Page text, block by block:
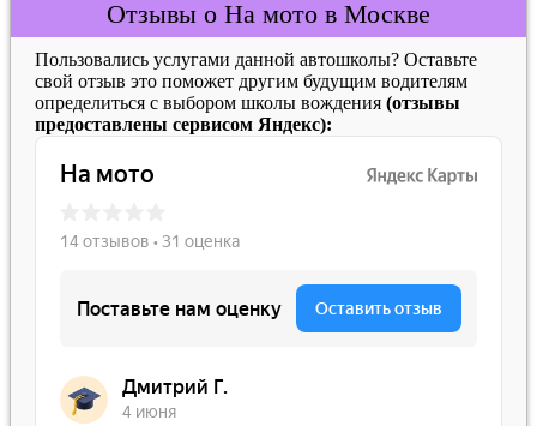
Отзывы о На мото в Москве
Пользовались услугами данной автошколы? Оставьте
свой отзыв это поможет другим будущим водителям
определиться с выбором школы вождения (отзывы
предоставлены сервисом Яндекс):